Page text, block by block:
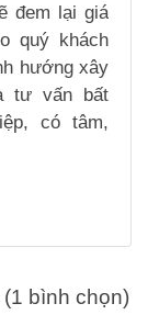
đem lại giá
quý khách
hướng xây
tư vấn bất
có tâm,
(1 bình chọn)